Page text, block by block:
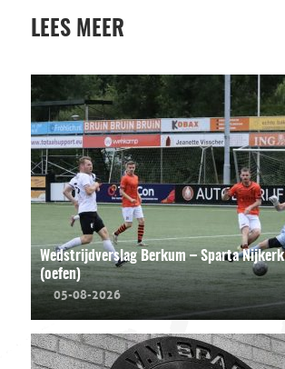
LEES MEER
Wedstrijdverslag Berkum – Sparta Nijkerk
(oefen)
05-08-2026